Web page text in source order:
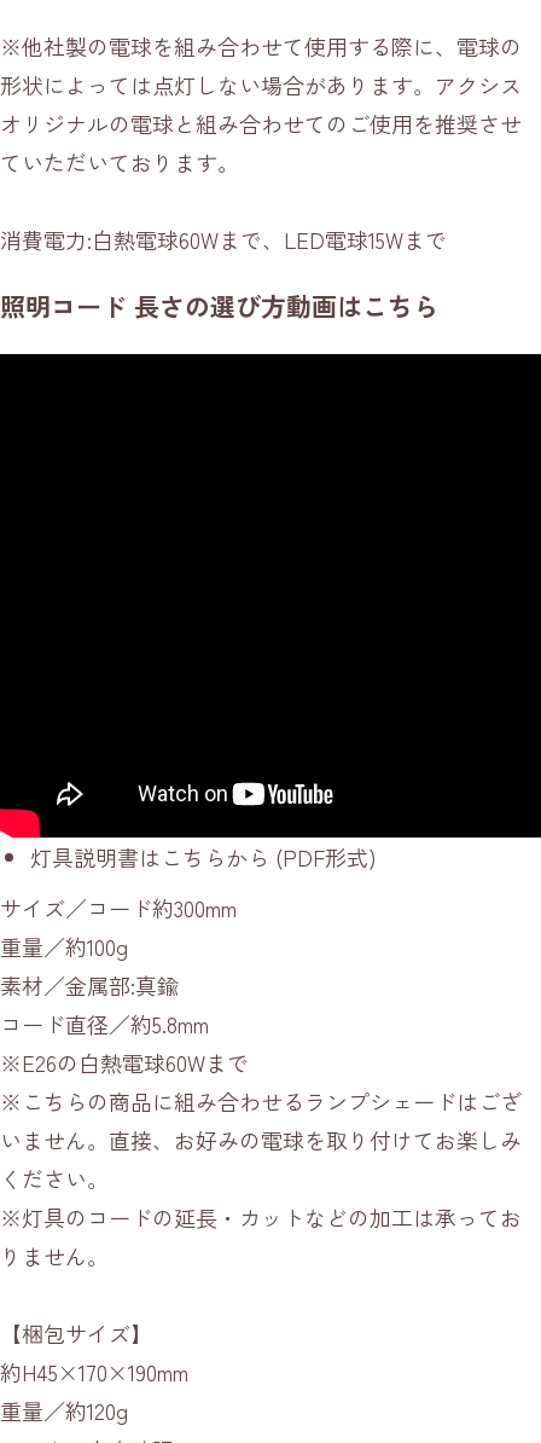
※他社製の電球を組み合わせて使用する際に、電球の
形状によっては点灯しない場合があります。アクシス
オリジナルの電球と組み合わせてのご使用を推奨させ
ていただいております。
消費電力:白熱電球60Wまで、LED電球15Wまで
照明コード 長さの選び方動画はこちら
灯具説明書はこちらから (PDF形式)
サイズ／コード約300mm
重量／約100g
素材／金属部:真鍮
コード直径／約5.8mm
※E26の白熱電球60Wまで
※こちらの商品に組み合わせるランプシェードはござ
いません。直接、お好みの電球を取り付けてお楽しみ
ください。
※灯具のコードの延長・カットなどの加工は承ってお
りません。
【梱包サイズ】
約H45×170×190mm
重量／約120g